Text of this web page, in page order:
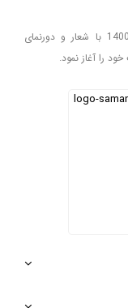
براین اساس، فروشگاه اینترنتی اولان کالا در سال 1400 با شعار و دورنمای
را آغاز نمود.